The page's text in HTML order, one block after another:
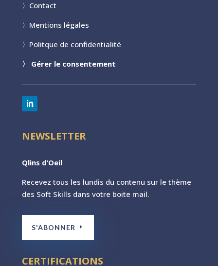
〉 Contact
〉 Mentions légales
〉 Politque de confidentialité
〉 Gérer le consentement
NEWSLETTER
Qlins d’Oeil
Recevez tous les lundis du contenu sur le thème
des Soft Skills dans votre boite mail.
S'ABONNER
CERTIFICATIONS